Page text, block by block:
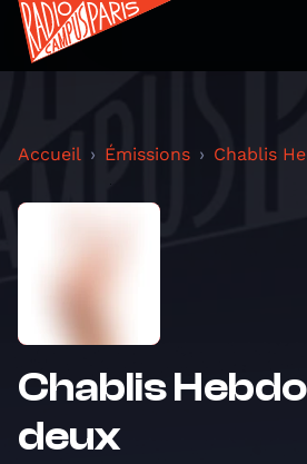
Accueil Émissions Chablis
Chablis
deux